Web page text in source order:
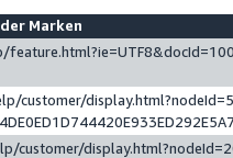
Marken
customer/
customer/